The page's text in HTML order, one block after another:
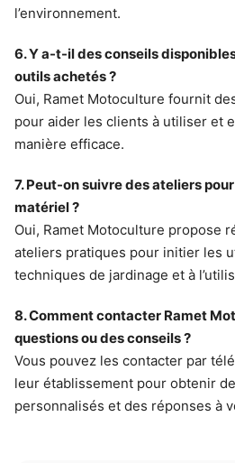
l’environnement.
6. Y a-t-il des conseils
outils achetés ?
Oui, Ramet Motoculture fournit
pour aider les clients à utiliser et
manière efficace.
7. Peut-on suivre des ateliers
matériel ?
Oui, Ramet Motoculture propose
ateliers pratiques pour initier les
techniques de jardinage et à
8. Comment contacter Ramet
questions ou des conseils ?
Vous pouvez les contacter par
leur établissement pour obtenir
personnalisés et des réponses à